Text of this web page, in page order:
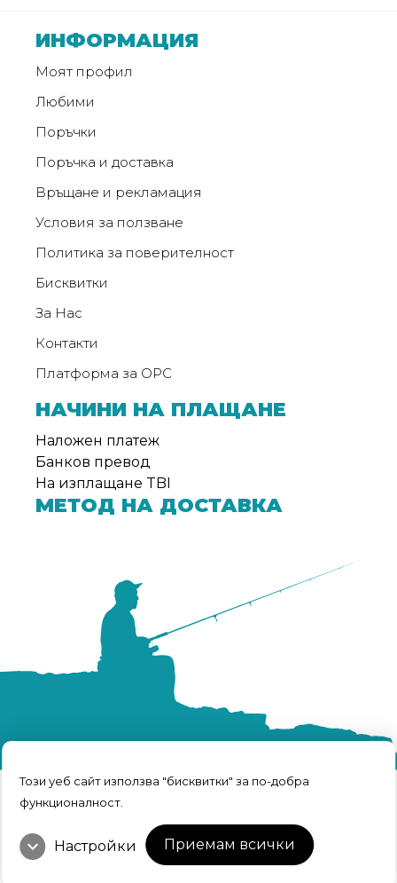
Този уеб сайт използва "бисквитки" за по-добра
функционалност.
Приемам всички
expand_more Настройки
ИНФОРМАЦИЯ
Моят профил
Любими
Поръчки
Поръчка и доставка
Връщане и рекламация
Условия за ползване
Политика за поверителност
Бисквитки
За Нас
Контакти
Платформа за ОРС
НАЧИНИ НА ПЛАЩАНЕ
Наложен платеж
Банков превод
На изплащане TBI
МЕТОД НА ДОСТАВКА
TRFISH | Всичко за риболова © 2026 Всички
права запазени.
Интернет Маркетинг и Дизайн
от Weberest